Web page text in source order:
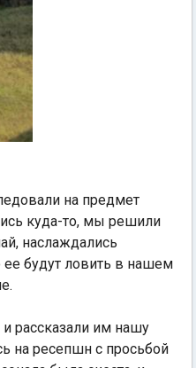
на предмет
куда-то, мы решили
наслаждались
ее будут ловить в нашем
рассказали им нашу
на ресепшн с просьбой